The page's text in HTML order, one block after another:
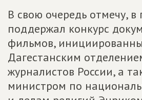
В свою очередь отмечу,
поддержал конкурс
фильмов,
Дагестанским
журналистов России, а
министром по